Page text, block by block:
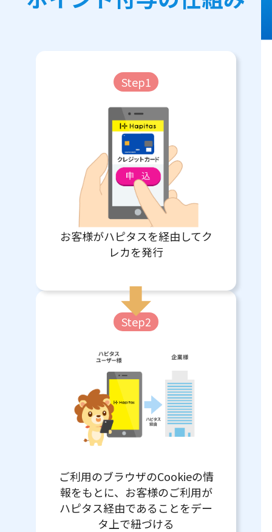
Step1
お客様がハピタスを経由してク
レカを発行
Step2
ご利用のブラウザのCookieの情
報をもとに、お客様のご利用が
ハピタス経由であることをデー
タ上で紐づける